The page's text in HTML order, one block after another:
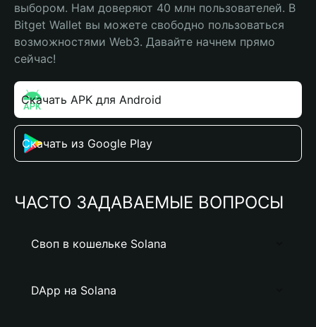
выбором. Нам доверяют 40 млн пользователей. В
Bitget Wallet вы можете свободно пользоваться
возможностями Web3. Давайте начнем прямо
сейчас!
Скачать APK для Android
Скачать из Google Play
ЧАСТО ЗАДАВАЕМЫЕ ВОПРОСЫ
Своп в кошельке Solana
DApp на Solana